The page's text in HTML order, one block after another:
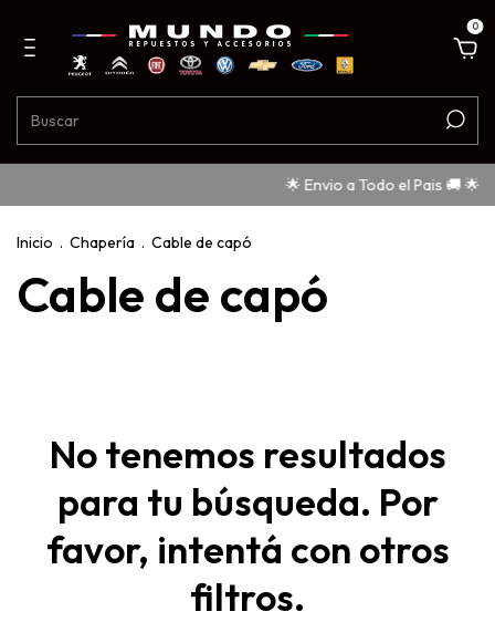
0
🌟 Envio a Todo el Pais 🚚 🌟
Inicio . Chapería . Cable de capó
Cable de capó
No tenemos resultados
para tu búsqueda. Por
favor, intentá con otros
filtros.